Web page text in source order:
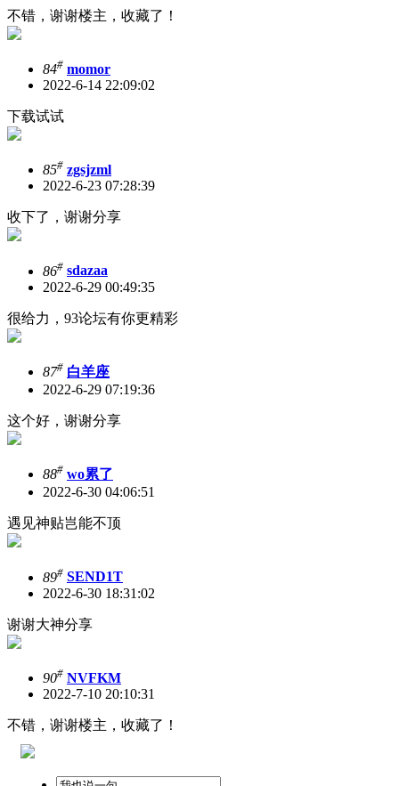
不错，谢谢楼主，收藏了！
84# momor
2022-6-14 22:09:02
下载试试
85# zgsjzml
2022-6-23 07:28:39
收下了，谢谢分享
86# sdazaa
2022-6-29 00:49:35
很给力，93论坛有你更精彩
87# 白羊座
2022-6-29 07:19:36
这个好，谢谢分享
88# wo累了
2022-6-30 04:06:51
遇见神贴岂能不顶
89# SEND1T
2022-6-30 18:31:02
谢谢大神分享
90# NVFKM
2022-7-10 20:10:31
不错，谢谢楼主，收藏了！